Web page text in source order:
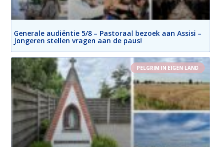
Generale audiëntie 5/8 – Pastoraal bezoek aan Assisi –
Jongeren stellen vragen aan de paus!
PELGRIM IN EIGEN LAND